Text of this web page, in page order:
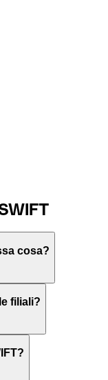
cosa?
Paesi.
ed è una
filiali?
utilizzano